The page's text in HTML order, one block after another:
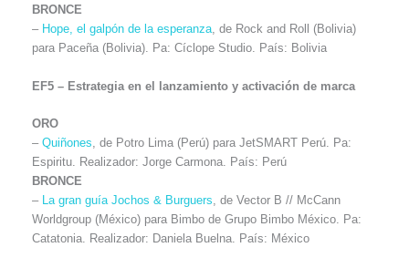
BRONCE
– Hope, el galpón de la esperanza, de Rock and Roll (Bolivia)
para Paceña (Bolivia). Pa: Cíclope Studio. País: Bolivia
EF5 – Estrategia en el lanzamiento y activación de marca
ORO
– Quiñones, de Potro Lima (Perú) para JetSMART Perú. Pa:
Espiritu. Realizador: Jorge Carmona. País: Perú
BRONCE
– La gran guía Jochos & Burguers, de Vector B // McCann
Worldgroup (México) para Bimbo de Grupo Bimbo México. Pa:
Catatonia. Realizador: Daniela Buelna. País: México